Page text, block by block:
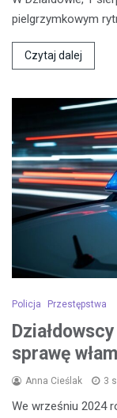
pielgrzymkowym
Czytaj dalej
Policja Przestępstwa
sprawę
Anna Cieślak 3
We wrześniu 2024